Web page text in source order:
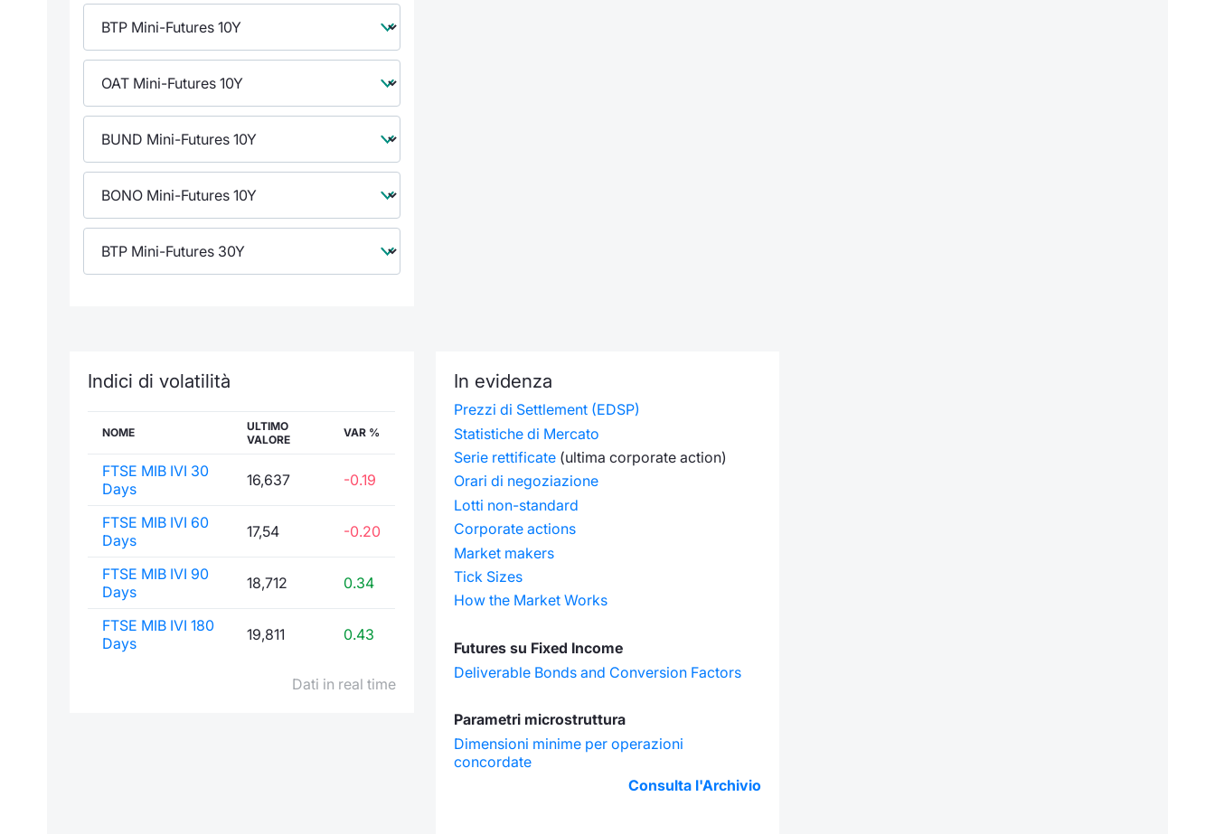
Indici di volatilità
NOME
ULTIMO
VALORE
VAR %
FTSE MIB IVI 30
Days
16,637 -0.19
FTSE MIB IVI 60
Days
17,54 -0.20
FTSE MIB IVI 90
Days
18,712 0.34
FTSE MIB IVI 180
Days
19,811 0.43
Dati in real time
In evidenza
Prezzi di Settlement (EDSP)
Statistiche di Mercato
Serie rettificate(ultima corporate action)
Orari di negoziazione
Lotti non-standard
Corporate actions
Market makers
Tick Sizes
How the Market Works
Futures su Fixed Income
Deliverable Bonds and Conversion Factors
Parametri microstruttura
Dimensioni minime per operazioni
concordate
Consulta l'Archivio